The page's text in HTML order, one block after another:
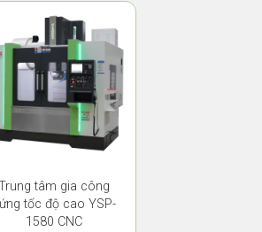
tâm gia công
tốc độ cao YSP-
1580 CNC